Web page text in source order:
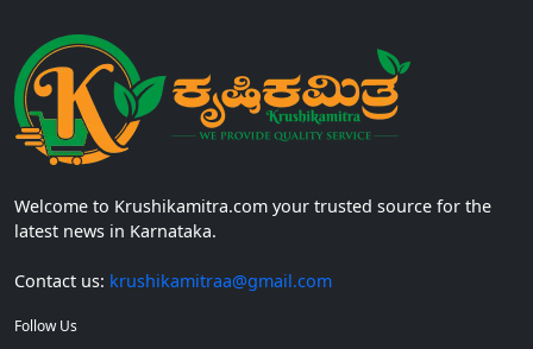
Welcome to Krushikamitra.com your trusted source for the
latest news in Karnataka.
Contact us: krushikamitraa@gmail.com
Follow Us